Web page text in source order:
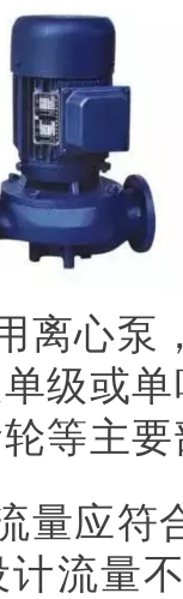
离心泵
或单
主要
量应符
量不